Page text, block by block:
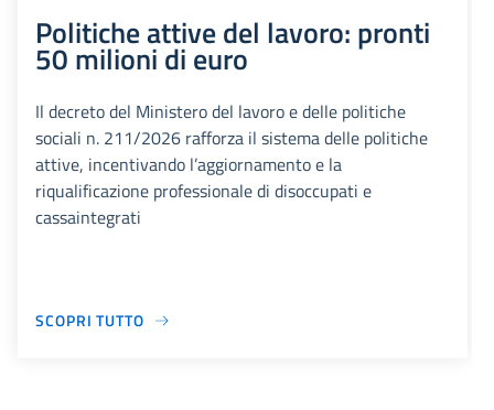
Politiche attive del lavoro: pronti
50 milioni di euro
Il decreto del Ministero del lavoro e delle politiche
sociali n. 211/2026 rafforza il sistema delle politiche
attive, incentivando l’aggiornamento e la
riqualificazione professionale di disoccupati e
cassaintegrati
SCOPRI TUTTO